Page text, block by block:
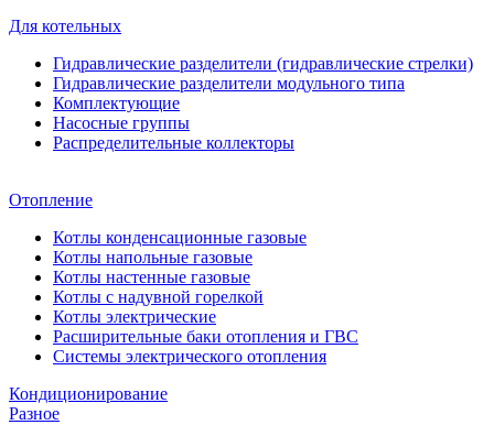
Для котельных
Гидравлические разделители (гидравлические стрелки)
Гидравлические разделители модульного типа
Комплектующие
Насосные группы
Распределительные коллекторы
Отопление
Котлы конденсационные газовые
Котлы напольные газовые
Котлы настенные газовые
Котлы с надувной горелкой
Котлы электрические
Расширительные баки отопления и ГВС
Системы электрического отопления
Кондиционирование
Разное